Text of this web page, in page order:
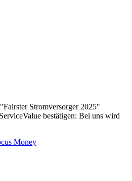
Strom­versorger 2025"
bestätigen: Bei uns wird
Money